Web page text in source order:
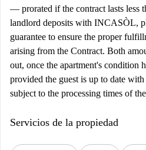
— prorated if the contract lasts less
landlord deposits with INCASÒL,
guarantee to ensure the proper
arising from the Contract. Both
out, once the apartment's condition
provided the guest is up to date
subject to the processing times of
Servicios de la propiedad